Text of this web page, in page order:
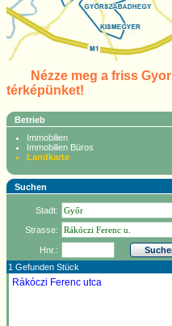
Nézze meg a friss Gyor
térképünket!
Betrieb
Immobilien
Immobilien Büros
Landkarte
Suchen
Stadt:
Strasse:
Hnr.:
1 Gefunden Stück
Rákóczi Ferenc utca